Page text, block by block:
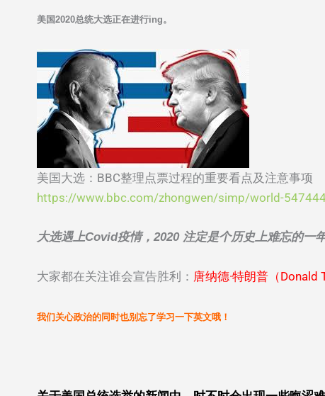
美国2020总统大选正在进行ing。
美国大选：BBC整理点票过程的重要看点及注意事项
https://www.bbc.com/zhongwen/simp/world-
大选遇上Covid疫情，2020 注定是个历史上难忘的一
大家都在关注谁会宣告胜利： 唐纳德·特朗普（Donald
我们关心政治的同时也别忘了学习一下英文哦！